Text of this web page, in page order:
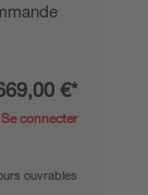
€*
Se connecter
ouvrables